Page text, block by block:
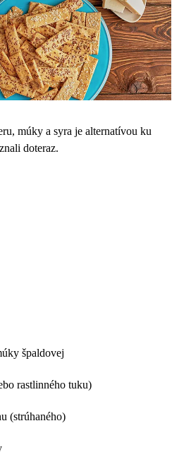
múky a syra je alternatívou ku
doteraz.
špaldovej
rastlinného tuku)
(strúhaného)